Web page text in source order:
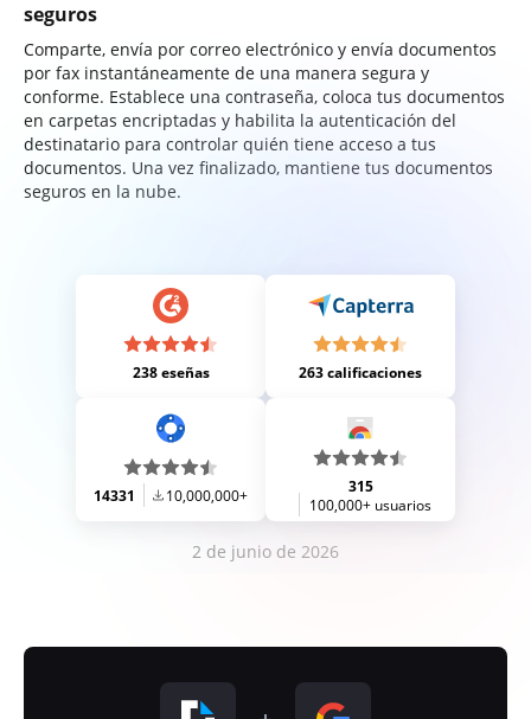
seguros
Comparte, envía por correo electrónico y envía documentos
por fax instantáneamente de una manera segura y
conforme. Establece una contraseña, coloca tus documentos
en carpetas encriptadas y habilita la autenticación del
destinatario para controlar quién tiene acceso a tus
documentos. Una vez finalizado, mantiene tus documentos
seguros en la nube.
238 eseñas 263 calificaciones
14331 10,000,000+
315
100,000+ usuarios
2 de junio de 2026